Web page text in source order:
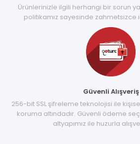
Ürünlerinizle ilgili herhangi bir sorun
politikamız sayesinde zahmetsizce
Güvenli Alışveriş
256-bit SSL şifreleme teknolojisi ile
koruma altındadır. Güvenli ödeme
altyapımız ile huzurla